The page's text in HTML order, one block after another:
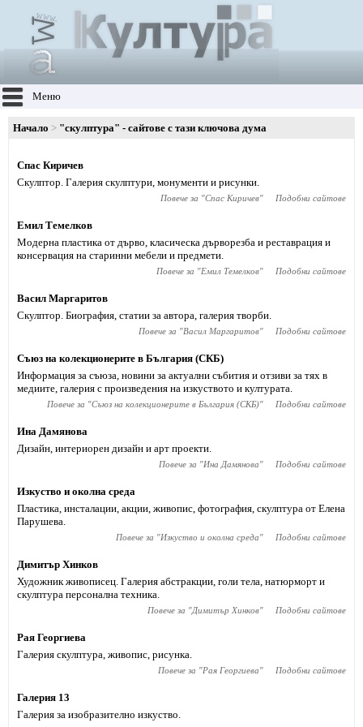
Меню
Начало "скулптура" - сайтове с тази ключова дума
Спас Киричев
Скулптор. Галерия скулптури, монументи и рисунки.
Повече за "Спас Киричев" Подобни сайтове
Емил Темелков
Модерна пластика от дърво, класическа дърворезба и реставрация и
консервация на старинни мебели и предмети.
Повече за "Емил Темелков" Подобни сайтове
Васил Маргаритов
Скулптор. Биография, статии за автора, галерия творби.
Повече за "Васил Маргаритов" Подобни сайтове
Съюз на колекционерите в България (СКБ)
Информация за съюза, новини за актуални събития и отзиви за тях в
медиите, галерия с произведения на изкуството и културата.
Повече за "Съюз на колекционерите в България (СКБ)" Подобни сайтове
Ина Дамянова
Дизайн, интериорен дизайн и арт проекти.
Повече за "Ина Дамянова" Подобни сайтове
Изкуство и околна среда
Пластика, инсталации, акции, живопис, фотография, скулптура от Елена
Парушева.
Повече за "Изкуство и околна среда" Подобни сайтове
Димитър Хинков
Художник живописец. Галерия абстракции, голи тела, натюрморт и
скулптура персонална техника.
Повече за "Димитър Хинков" Подобни сайтове
Рая Георгиева
Галерия скулптура, живопис, рисунка.
Повече за "Рая Георгиева" Подобни сайтове
Галерия 13
Галерия за изобразително изкуство.